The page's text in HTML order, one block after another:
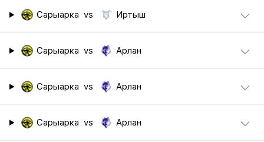
Сарыарка vs Иртыш
Сарыарка vs Арлан
Сарыарка vs Арлан
Сарыарка vs Арлан